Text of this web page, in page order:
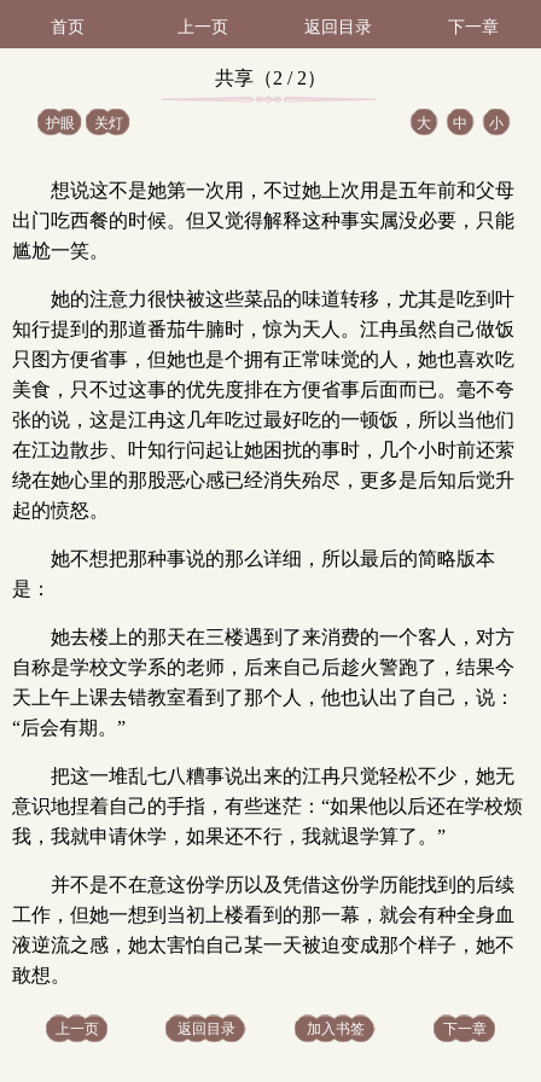
首页 上一页 返回目录 下一章
共享（2 / 2）
护眼 关灯 大 中 小
想说这不是她第一次用，不过她上次用是五年前和父母
出门吃西餐的时候。但又觉得解释这种事实属没必要，只能
尴尬一笑。
她的注意力很快被这些菜品的味道转移，尤其是吃到叶
知行提到的那道番茄牛腩时，惊为天人。江冉虽然自己做饭
只图方便省事，但她也是个拥有正常味觉的人，她也喜欢吃
美食，只不过这事的优先度排在方便省事后面而已。毫不夸
张的说，这是江冉这几年吃过最好吃的一顿饭，所以当他们
在江边散步、叶知行问起让她困扰的事时，几个小时前还萦
绕在她心里的那股恶心感已经消失殆尽，更多是后知后觉升
起的愤怒。
她不想把那种事说的那么详细，所以最后的简略版本
是：
她去楼上的那天在三楼遇到了来消费的一个客人，对方
自称是学校文学系的老师，后来自己后趁火警跑了，结果今
天上午上课去错教室看到了那个人，他也认出了自己，说：
“后会有期。”
把这一堆乱七八糟事说出来的江冉只觉轻松不少，她无
意识地捏着自己的手指，有些迷茫：“如果他以后还在学校烦
我，我就申请休学，如果还不行，我就退学算了。”
并不是不在意这份学历以及凭借这份学历能找到的后续
工作，但她一想到当初上楼看到的那一幕，就会有种全身血
液逆流之感，她太害怕自己某一天被迫变成那个样子，她不
敢想。
上一页 返回目录 加入书签 下一章